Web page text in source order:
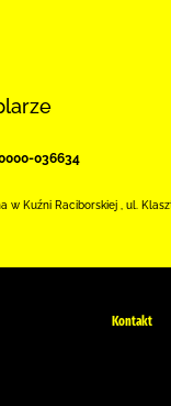
036634
w Kuźni Raciborskiej ul.
Kontakt